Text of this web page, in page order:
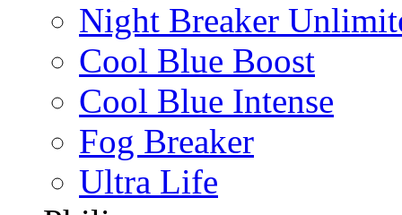
Night Breaker
Cool Blue Boost
Cool Blue Intense
Fog Breaker
Ultra Life